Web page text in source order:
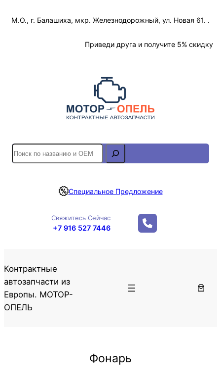
М.О., г. Балашиха, мкр. Железнодорожный, ул. Новая 61. .
Приведи друга и получите 5% скидку
S
e
r
Специальное Предложение
Свяжитесь Сейчас
+7 916 527 7446
Контрактные
автозапчасти из
Европы. МОТОР-
ОПЕЛЬ
Фонарь